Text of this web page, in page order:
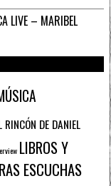
LIVE – MARIBEL
RINCÓN DE DANIEL
LIBROS Y
ESCUCHAS